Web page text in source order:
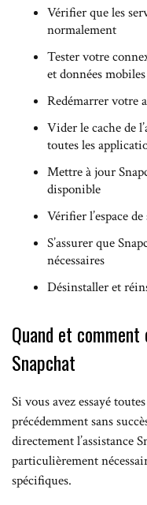
Vérifier que les
normalement
Tester votre
et données mobiles
Redémarrer votre
Vider le cache de
toutes les
Mettre à jour
disponible
Vérifier l’espace
S’assurer que
nécessaires
Désinstaller et
Quand et
Snapchat
Si vous avez essayé
précédemment sans
directement l’assistance
particulièrement
spécifiques.